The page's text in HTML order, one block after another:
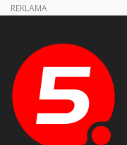
REKLAMA